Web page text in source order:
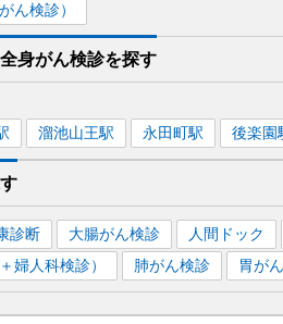
ん検診）
身がん検診を探す
溜池山王駅 永田町駅 後楽園
診断 大腸がん検診 人間ドック
婦人科検診）
肺がん検診 胃が